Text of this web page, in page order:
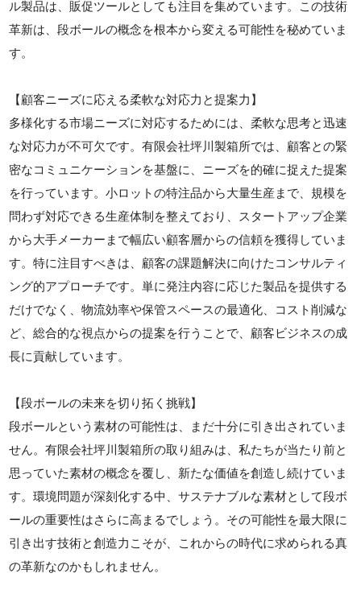
ル製品は、販促ツールとしても注目を集めています。この技術
革新は、段ボールの概念を根本から変える可能性を秘めていま
す。
【顧客ニーズに応える柔軟な対応力と提案力】
多様化する市場ニーズに対応するためには、柔軟な思考と迅速
な対応力が不可欠です。有限会社坪川製箱所では、顧客との緊
密なコミュニケーションを基盤に、ニーズを的確に捉えた提案
を行っています。小ロットの特注品から大量生産まで、規模を
問わず対応できる生産体制を整えており、スタートアップ企業
から大手メーカーまで幅広い顧客層からの信頼を獲得していま
す。特に注目すべきは、顧客の課題解決に向けたコンサルティ
ング的アプローチです。単に発注内容に応じた製品を提供する
だけでなく、物流効率や保管スペースの最適化、コスト削減な
ど、総合的な視点からの提案を行うことで、顧客ビジネスの成
長に貢献しています。
【段ボールの未来を切り拓く挑戦】
段ボールという素材の可能性は、まだ十分に引き出されていま
せん。有限会社坪川製箱所の取り組みは、私たちが当たり前と
思っていた素材の概念を覆し、新たな価値を創造し続けていま
す。環境問題が深刻化する中、サステナブルな素材として段ボ
ールの重要性はさらに高まるでしょう。その可能性を最大限に
引き出す技術と創造力こそが、これからの時代に求められる真
の革新なのかもしれません。